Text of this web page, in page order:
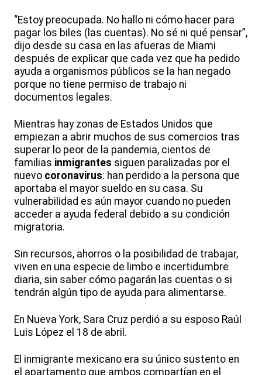
“Estoy preocupada. No hallo ni cómo hacer para
pagar los biles (las cuentas). No sé ni qué pensar”,
dijo desde su casa en las afueras de Miami
después de explicar que cada vez que ha pedido
ayuda a organismos públicos se la han negado
porque no tiene permiso de trabajo ni
documentos legales.
Mientras hay zonas de Estados Unidos que
empiezan a abrir muchos de sus comercios tras
superar lo peor de la pandemia, cientos de
familias inmigrantes siguen paralizadas por el
nuevo coronavirus: han perdido a la persona que
aportaba el mayor sueldo en su casa. Su
vulnerabilidad es aún mayor cuando no pueden
acceder a ayuda federal debido a su condición
migratoria.
Sin recursos, ahorros o la posibilidad de trabajar,
viven en una especie de limbo e incertidumbre
diaria, sin saber cómo pagarán las cuentas o si
tendrán algún tipo de ayuda para alimentarse.
En Nueva York, Sara Cruz perdió a su esposo Raúl
Luis López el 18 de abril.
El inmigrante mexicano era su único sustento en
el apartamento que ambos compartían en el